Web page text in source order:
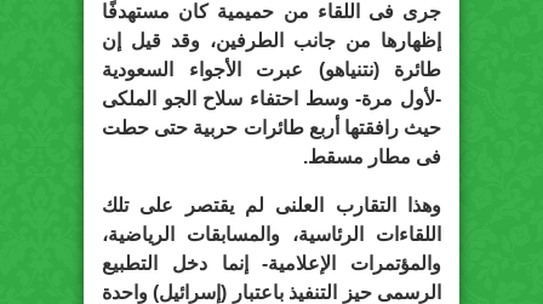
جرى فى اللقاء من حميمية كان مستهدفًا
إظهارها من جانب الطرفين، وقد قيل إن
طائرة (نتنياهو) عبرت الأجواء السعودية
-لأول مرة- وسط احتفاء سلاح الجو الملكى
حيث رافقتها أربع طائرات حربية حتى حطت
فى مطار مسقط.
وهذا التقارب العلنى لم يقتصر على تلك
اللقاءات الرئاسية، والمسابقات الرياضية،
والمؤتمرات الإعلامية- إنما دخل التطبيع
الرسمى حيز التنفيذ باعتبار (إسرائيل) واحدة